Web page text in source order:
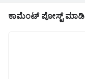
ಕಾಮೆಂಟ್‌‌ ಪೋಸ್ಟ್‌ ಮಾಡಿ